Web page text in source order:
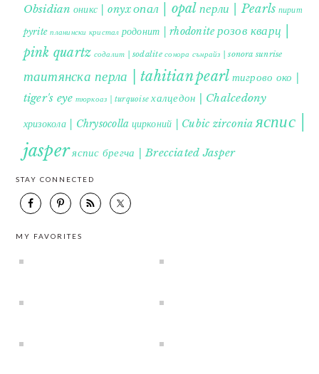
Obsidian оникс | onyxопал | opal перли | Pearls пирит |
pyrite планински кристал родонит | rhodonite розов кварц |
pink quartz содалит | sodalite сонора сънрайз | sonora sunrise
таитянска перла | tahitian pearl тигрово око |
tiger's eye тюркоаз | turquoise халцедон | Chalcedony
хризокола | Chrysocolla цирконий | Cubic zirconia яспис |
jasperяспис брегча | Brecciated Jasper
STAY CONNECTED
MY FAVORITES